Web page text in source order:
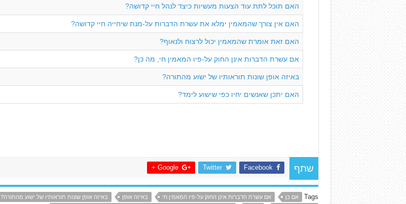
האם תוכל לתת עוד הצעות מעשיות כיצד לנהל חיי קדושה?
האם אין צורך שהמאמין ימלא את עשרת הדברות על-מנת שיחייה חיי קדושה?
האם זאת אומרת שהמאמין יכול לרצוח ולנאוף?
אם עשרת הדברות אינן החוק על-פיו המאמין חי, מה כן?
באיזה אופן שונות תוראותיו של ישוע מהתורה?
האם יתכן שאנשים יחיו כפי שישוע לימד?
שתף Facebook
Twitter
Google +
Tags אם כן אם עשרת הדברות אינן החוק על-פיו המאמין חי באיזה אופן
באיזה אופן שונות תוראותיו של ישוע מהתורה?